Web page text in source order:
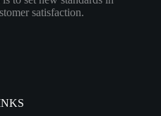
satisfaction.